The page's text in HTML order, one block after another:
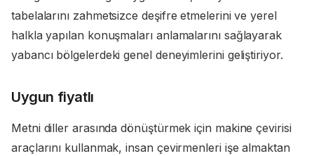
tabelalarını zahmetsizce deşifre etmelerini ve yerel
halkla yapılan konuşmaları anlamalarını sağlayarak
yabancı bölgelerdeki genel deneyimlerini geliştiriyor.
Uygun fiyatlı
Metni diller arasında dönüştürmek için makine çevirisi
araçlarını kullanmak, insan çevirmenleri işe almaktan